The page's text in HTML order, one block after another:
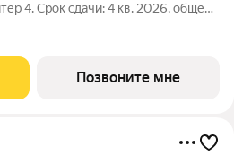
4. Срок сдачи: 4 кв. 2026, общей
"Порто-Ново" новый порт
где шум Чёрного моря
Позвоните мне